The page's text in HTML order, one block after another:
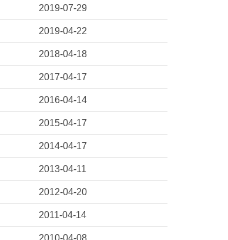
2019-07-29
2019-04-22
2018-04-18
2017-04-17
2016-04-14
2015-04-17
2014-04-17
2013-04-11
2012-04-20
2011-04-14
2010-04-08